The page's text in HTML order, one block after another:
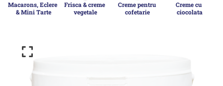
Macarons, Eclere
& Mini Tarte
Frisca & creme
vegetale
Creme pentru
cofetarie
Creme cu
ciocolata